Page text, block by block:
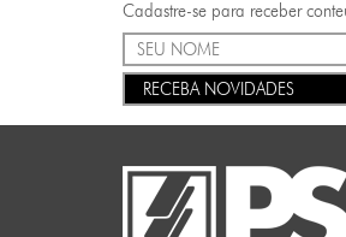
Cadastre-se para receber
RECEBA NOVIDADES